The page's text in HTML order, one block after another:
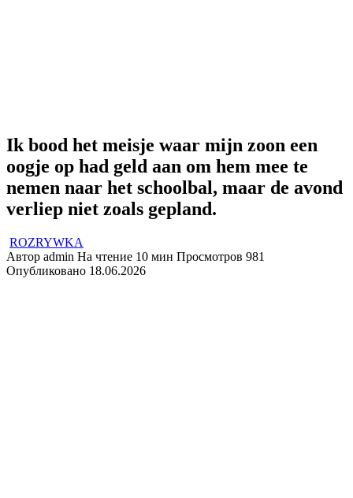
Ik bood het meisje waar mijn zoon een
oogje op had geld aan om hem mee te
nemen naar het schoolbal, maar de avond
verliep niet zoals gepland.
ROZRYWKA
Автор admin На чтение 10 мин Просмотров 981
Опубликовано 18.06.2026